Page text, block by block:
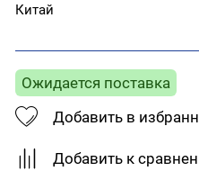
Китай
Ожидается поставка
Добавить в
Добавить к